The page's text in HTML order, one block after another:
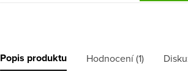
Popis produktu Hodnocení (1)